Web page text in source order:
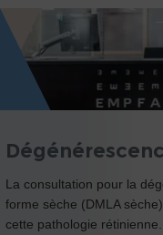
La consultation pour la
forme sèche (DMLA
cette pathologie